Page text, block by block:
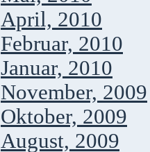
April, 2010
Februar, 2010
Januar, 2010
November, 2009
Oktober, 2009
August, 2009